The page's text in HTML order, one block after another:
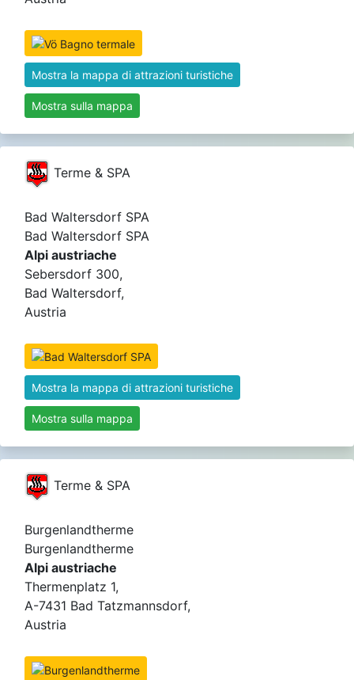
Mostra la mappa di attrazioni turistiche
Mostra sulla mappa
Terme & SPA
Bad Waltersdorf SPA
Bad Waltersdorf SPA
Alpi austriache
Sebersdorf 300,
Bad Waltersdorf,
Austria
Mostra la mappa di attrazioni turistiche
Mostra sulla mappa
Terme & SPA
Burgenlandtherme
Burgenlandtherme
Alpi austriache
Thermenplatz 1,
A-7431 Bad Tatzmannsdorf,
Austria